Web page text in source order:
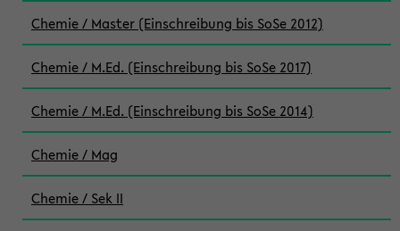
Chemie / Master (Einschreibung bis SoSe 2012)
Chemie / M.Ed. (Einschreibung bis SoSe 2017)
Chemie / M.Ed. (Einschreibung bis SoSe 2014)
Chemie / Mag
Chemie / Sek II